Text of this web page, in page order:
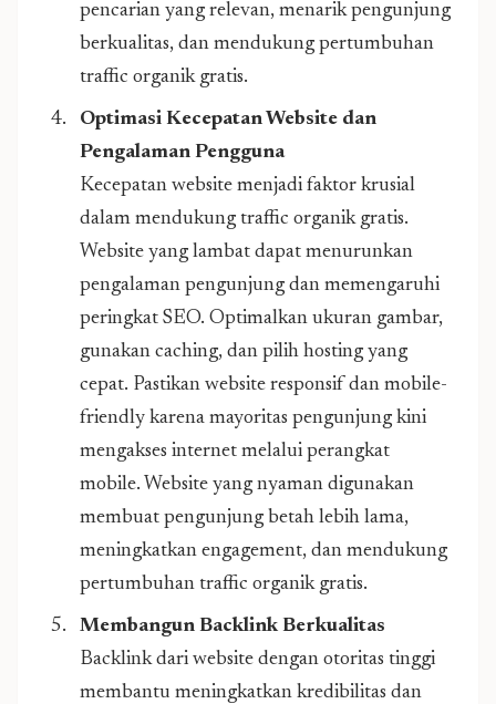
pencarian yang relevan, menarik pengunjung
berkualitas, dan mendukung pertumbuhan
traffic organik gratis.
Optimasi Kecepatan Website dan
Pengalaman Pengguna
Kecepatan website menjadi faktor krusial
dalam mendukung traffic organik gratis.
Website yang lambat dapat menurunkan
pengalaman pengunjung dan memengaruhi
peringkat SEO. Optimalkan ukuran gambar,
gunakan caching, dan pilih hosting yang
cepat. Pastikan website responsif dan mobile-
friendly karena mayoritas pengunjung kini
mengakses internet melalui perangkat
mobile. Website yang nyaman digunakan
membuat pengunjung betah lebih lama,
meningkatkan engagement, dan mendukung
pertumbuhan traffic organik gratis.
Membangun Backlink Berkualitas
Backlink dari website dengan otoritas tinggi
membantu meningkatkan kredibilitas dan